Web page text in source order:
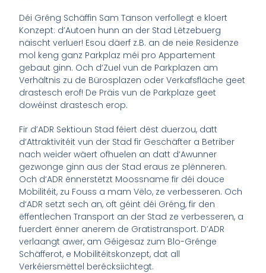
Déi Gréng Schäffin Sam Tanson verfollegt e kloert
Konzept: d’Autoen hunn an der Stad Lëtzebuerg
näischt verluer! Esou däerf z.B. an de neie Residenze
mol keng ganz Parkplaz méi pro Appartement
gebaut ginn. Och d‘Zuel vun de Parkplazen am
Verhältnis zu de Bürosplazen oder Verkafsfläche geet
drastesch erof! De Präis vun de Parkplaze geet
dowéinst drastesch erop.
Fir d’ADR Sektioun Stad féiert dëst duerzou, datt
d’Attraktivitéit vun der Stad fir Geschäfter a Betriber
nach weider wäert ofhuelen an datt d‘Awunner
gezwonge ginn aus der Stad eraus ze plënneren.
Och d‘ADR ënnerstëtzt Moossname fir déi douce
Mobilitéit, zu Fouss a mam Vëlo, ze verbesseren. Och
d‘ADR setzt sech an, oft géint déi Gréng, fir den
ëffentlechen Transport an der Stad ze verbesseren, a
fuerdert ënner anerem de Gratistransport. D’ADR
verlaangt awer, am Géigesaz zum Blo-Grénge
Schäfferot, e Mobilitéitskonzept, dat all
Verkéiersmëttel berécksiichtegt.